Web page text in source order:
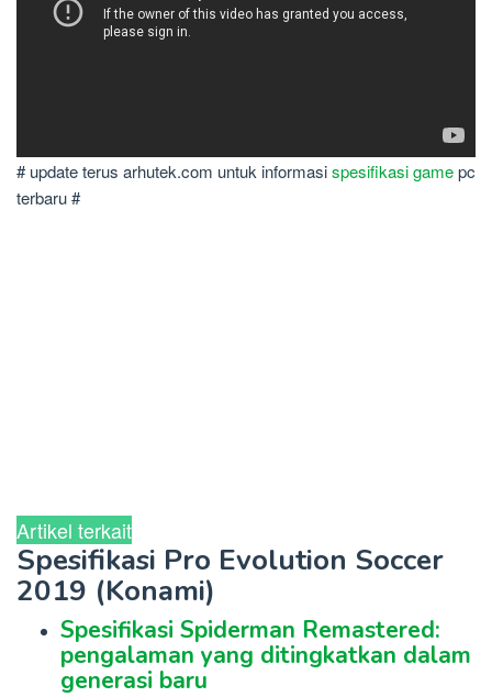
# update terus arhutek.com untuk informasispesifikasi gamepc
terbaru #
Artikel terkait
Spesifikasi Pro Evolution Soccer
2019 (Konami)
Spesifikasi Spiderman Remastered:
pengalaman yang ditingkatkan dalam
generasi baru